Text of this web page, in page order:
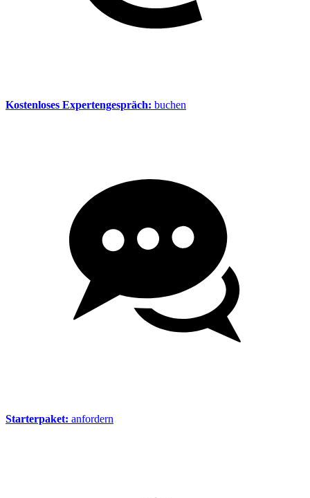
Kostenloses Expertengespräch: buchen
Starterpaket: anfordern